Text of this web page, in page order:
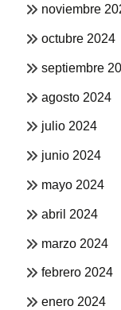
noviembre
octubre 2024
septiembre
agosto 2024
julio 2024
junio 2024
mayo 2024
abril 2024
marzo 2024
febrero 2024
enero 2024